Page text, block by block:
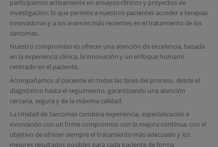
participamos activamente en ensayos clínicos y proyectos de
investigación, lo que permite a nuestros pacientes acceder a terapias
innovadoras y a los avances más recientes en el tratamiento de los
sarcomas.
Nuestro compromiso es ofrecer una atención de excelencia, basada
en la experiencia clínica, la innovación y un enfoque humano
centrado en el paciente.
Acompañamos al paciente en todas las fases del proceso, desde el
diagnóstico hasta el seguimiento, garantizando una atención
cercana, segura y de la máxima calidad.
La Unidad de Sarcomas combina experiencia, especialización e
innovación con un firme compromiso con la mejora continua, con el
objetivo de ofrecer siempre el tratamiento más adecuado y los
mejores resultados posibles para cada paciente de forma